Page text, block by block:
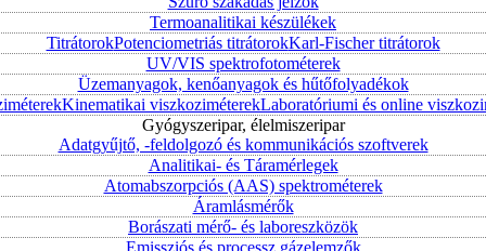
Termoanalitikai készülékek
TitrátorokPotenciometriás titrátorokKarl-Fischer titrátorok
UV/VIS spektrofotométerek
Üzemanyagok, kenőanyagok és hűtőfolyadékok
Kinematikai viszkoziméterekLaboratóriumi és online
Gyógyszeripar, élelmiszeripar
Adatgyűjtő, -feldolgozó és kommunikációs szoftverek
Analitikai- és Táramérlegek
Atomabszorpciós (AAS) spektrométerek
Áramlásmérők
Borászati mérő- és laboreszközök
Emissziós és processz gázelemzők